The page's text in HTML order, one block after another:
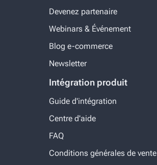
Devenez partenaire
Webinars & Événement
Blog e-commerce
Newsletter
Intégration produit
Guide d'intégration
Centre d'aide
FAQ
Conditions générales de vente